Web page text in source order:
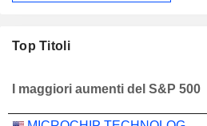
Top Titoli
I maggiori aumenti del S&P 500